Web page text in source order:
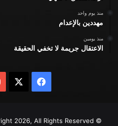
منذ يوم واحد
مهددين بالإعدام
منذ يومين
الاعتقال جريمة لا تخفي الحقيقة
فيسبوك